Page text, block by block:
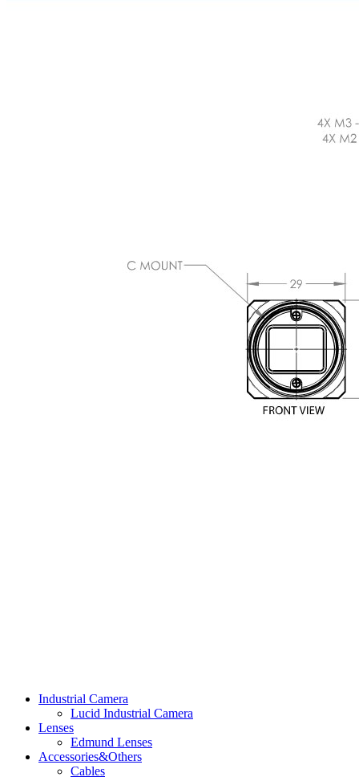
Industrial Camera
Lucid Industrial Camera
Lenses
Edmund Lenses
Accessories&Others
Cables